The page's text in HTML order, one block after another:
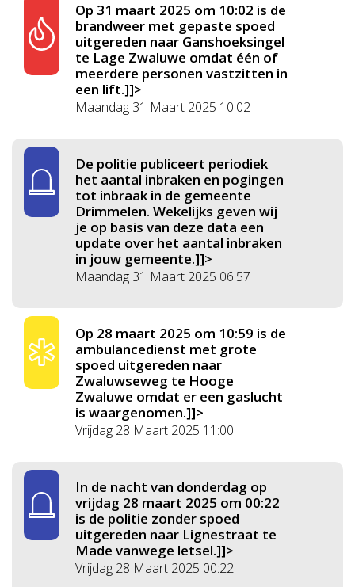
Op 31 maart 2025 om 10:02 is de
brandweer met gepaste spoed
uitgereden naar Ganshoeksingel
te Lage Zwaluwe omdat één of
meerdere personen vastzitten in
een lift.]]>
Maandag 31 Maart 2025 10:02
De politie publiceert periodiek
het aantal inbraken en pogingen
tot inbraak in de gemeente
Drimmelen. Wekelijks geven wij
je op basis van deze data een
update over het aantal inbraken
in jouw gemeente.]]>
Maandag 31 Maart 2025 06:57
Op 28 maart 2025 om 10:59 is de
ambulancedienst met grote
spoed uitgereden naar
Zwaluwseweg te Hooge
Zwaluwe omdat er een gaslucht
is waargenomen.]]>
Vrijdag 28 Maart 2025 11:00
In de nacht van donderdag op
vrijdag 28 maart 2025 om 00:22
is de politie zonder spoed
uitgereden naar Lignestraat te
Made vanwege letsel.]]>
Vrijdag 28 Maart 2025 00:22